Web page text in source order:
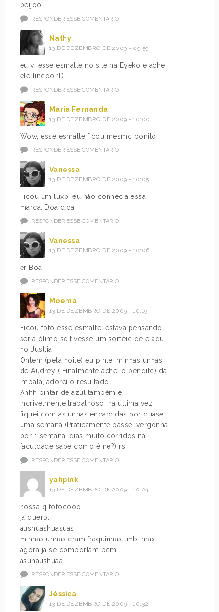
beijoo..
RESPONDER ESSE COMENTÁRIO
Nathy
13 DE DEZEMBRO DE 2009 - 09:59
eu vi esse esmalte no site na Eyeko e achei
ele lindoo :D
RESPONDER ESSE COMENTÁRIO
Maria Fernanda
13 DE DEZEMBRO DE 2009 - 10:00
Wow, esse esmalte ficou mesmo bonito!
RESPONDER ESSE COMENTÁRIO
Vanessa
13 DE DEZEMBRO DE 2009 - 10:05
Ficou um luxo. eu não conhecia essa
marca. Doa dica!
RESPONDER ESSE COMENTÁRIO
Vanessa
13 DE DEZEMBRO DE 2009 - 10:06
er Boa!
RESPONDER ESSE COMENTÁRIO
Moema
13 DE DEZEMBRO DE 2009 - 10:19
Ficou fofo esse esmalte, estava pensando
seria ótimo se tivesse um sorteio dele aqui
no Justlia.
Ontem (pela noite) eu pintei minhas unhas
de Audrey ( Finalmente achei o bendito) da
Impala, adorei o resultado.
Ahhh pintar de azul também é
incrivelmente trabalhoso, na última vez
fiquei com as unhas encardidas por quase
uma semana (Praticamente passei vergonha
por 1 semana, dias muito corridos na
faculdade sabe como é né?) rs
RESPONDER ESSE COMENTÁRIO
yahpink
13 DE DEZEMBRO DE 2009 - 10:24
nossa q fofooooo.
ja quero.
aushuashuasuas
minhas unhas eram fraquinhas tmb..mas
agora ja se comportam bem..
asuhaushuaa
RESPONDER ESSE COMENTÁRIO
Jéssica
13 DE DEZEMBRO DE 2009 - 10:32